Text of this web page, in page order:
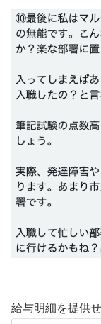
給与明細を提供